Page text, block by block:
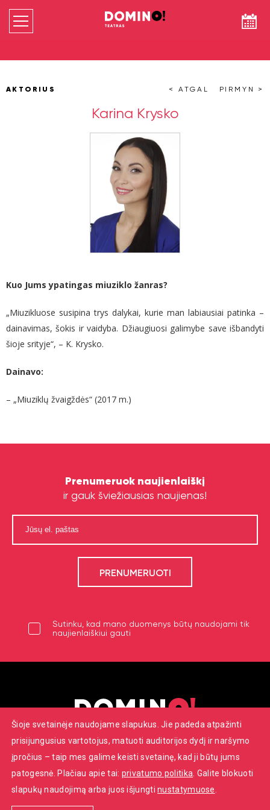
AKTORIUS < ATGAL PIRMYN >
Karina Krysko
Kuo Jums ypatingas miuziklo žanras?
„Miuzikluose susipina trys dalykai, kurie man labiausiai patinka –
dainavimas, šokis ir vaidyba. Džiaugiuosi galimybe save išbandyti
šioje srityje“, – K. Krysko.
Dainavo:
– „Miuziklų žvaigždės“ (2017 m.)
Prenumeruok naujienlaiškį
ir gauk šviežiausias naujienas!
Sutinku, kad mano duomenys būtų naudojami tik
naujienlaiškiui gauti
+370 652 22086
info@dominoteatras.lt
© 2026 ‚‚Domino‘‘ teatras. Visos teisės saugomos.
Šioje svetainėje naudojame slapukus. Jie padeda atpažinti
prisijungusius vartotojus, matuoti auditorijos dydį ir naršymo
įpročius – taip mes galime keisti svetainę, kad ji būtų jums
patogesnė. Plačiau apie tai: privatumo politika . Galite blokuoti
slapukų naudojimą arba juos išjungtinustatymuose